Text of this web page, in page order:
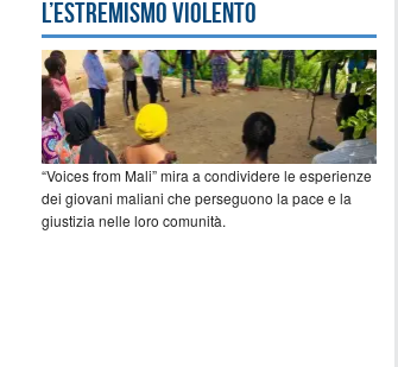
l’estremismo violento
“Voices from Mali” mira a condividere le esperienze
dei giovani maliani che perseguono la pace e la
giustizia nelle loro comunità.